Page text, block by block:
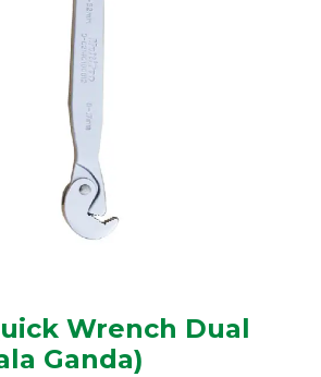
Wrench Dual
Ganda)